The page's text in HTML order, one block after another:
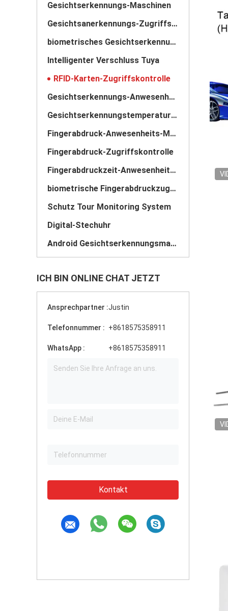
Gesichtserkennungs-Maschinen
Gesichtsanerkennungs-Zugriffskontrollsystem
biometrisches Gesichtserkennungssystem
Intelligenter Verschluss Tuya
RFID-Karten-Zugriffskontrolle
Gesichtserkennungs-Anwesenheits-Maschine
Gesichtserkennungstemperaturscanner
Fingerabdruck-Anwesenheits-Maschine
Fingerabdruck-Zugriffskontrolle
Fingerabdruckzeit-Anwesenheitssystem
biometrische Fingerabdruckzugriffskontrolle
Schutz Tour Monitoring System
Digital-Stechuhr
Android Gesichtserkennungsmaschine
ICH BIN ONLINE CHAT JETZT
Ansprechpartner :Justin
Telefonnummer : +8618575358911
WhatsApp : +8618575358911
Kontakt